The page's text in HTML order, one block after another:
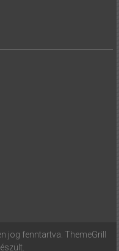
jog fenntartva. ThemeGrill